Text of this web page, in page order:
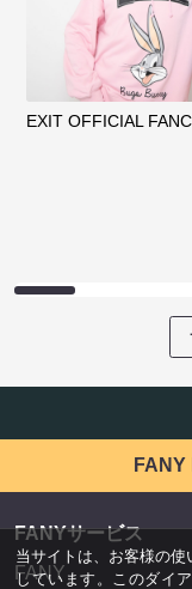
EXIT OFFICIAL
FANY
FANYサービス
FANY
当サイトは、お客様の
しています。このダイ